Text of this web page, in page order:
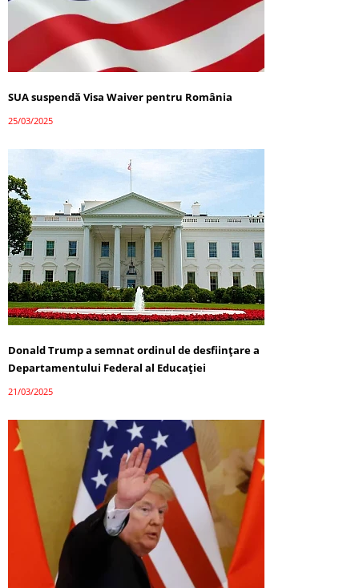
SUA suspendă Visa Waiver pentru România
25/03/2025
Donald Trump a semnat ordinul de desființare a
Departamentului Federal al Educației
21/03/2025